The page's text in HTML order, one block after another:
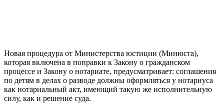
Новая процедура от Министерства юстиции (Минюста),
которая включена в поправки к Закону о гражданском
процессе и Закону о нотариате, предусматривает: соглашения
по детям в делах о разводе должны оформляться у нотариуса
как нотариальный акт, имеющий такую же исполнительную
силу, как и решение суда.